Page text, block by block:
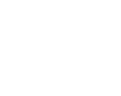
Goles: 1-0;
Haitam
Árbitro: El
y Thalys